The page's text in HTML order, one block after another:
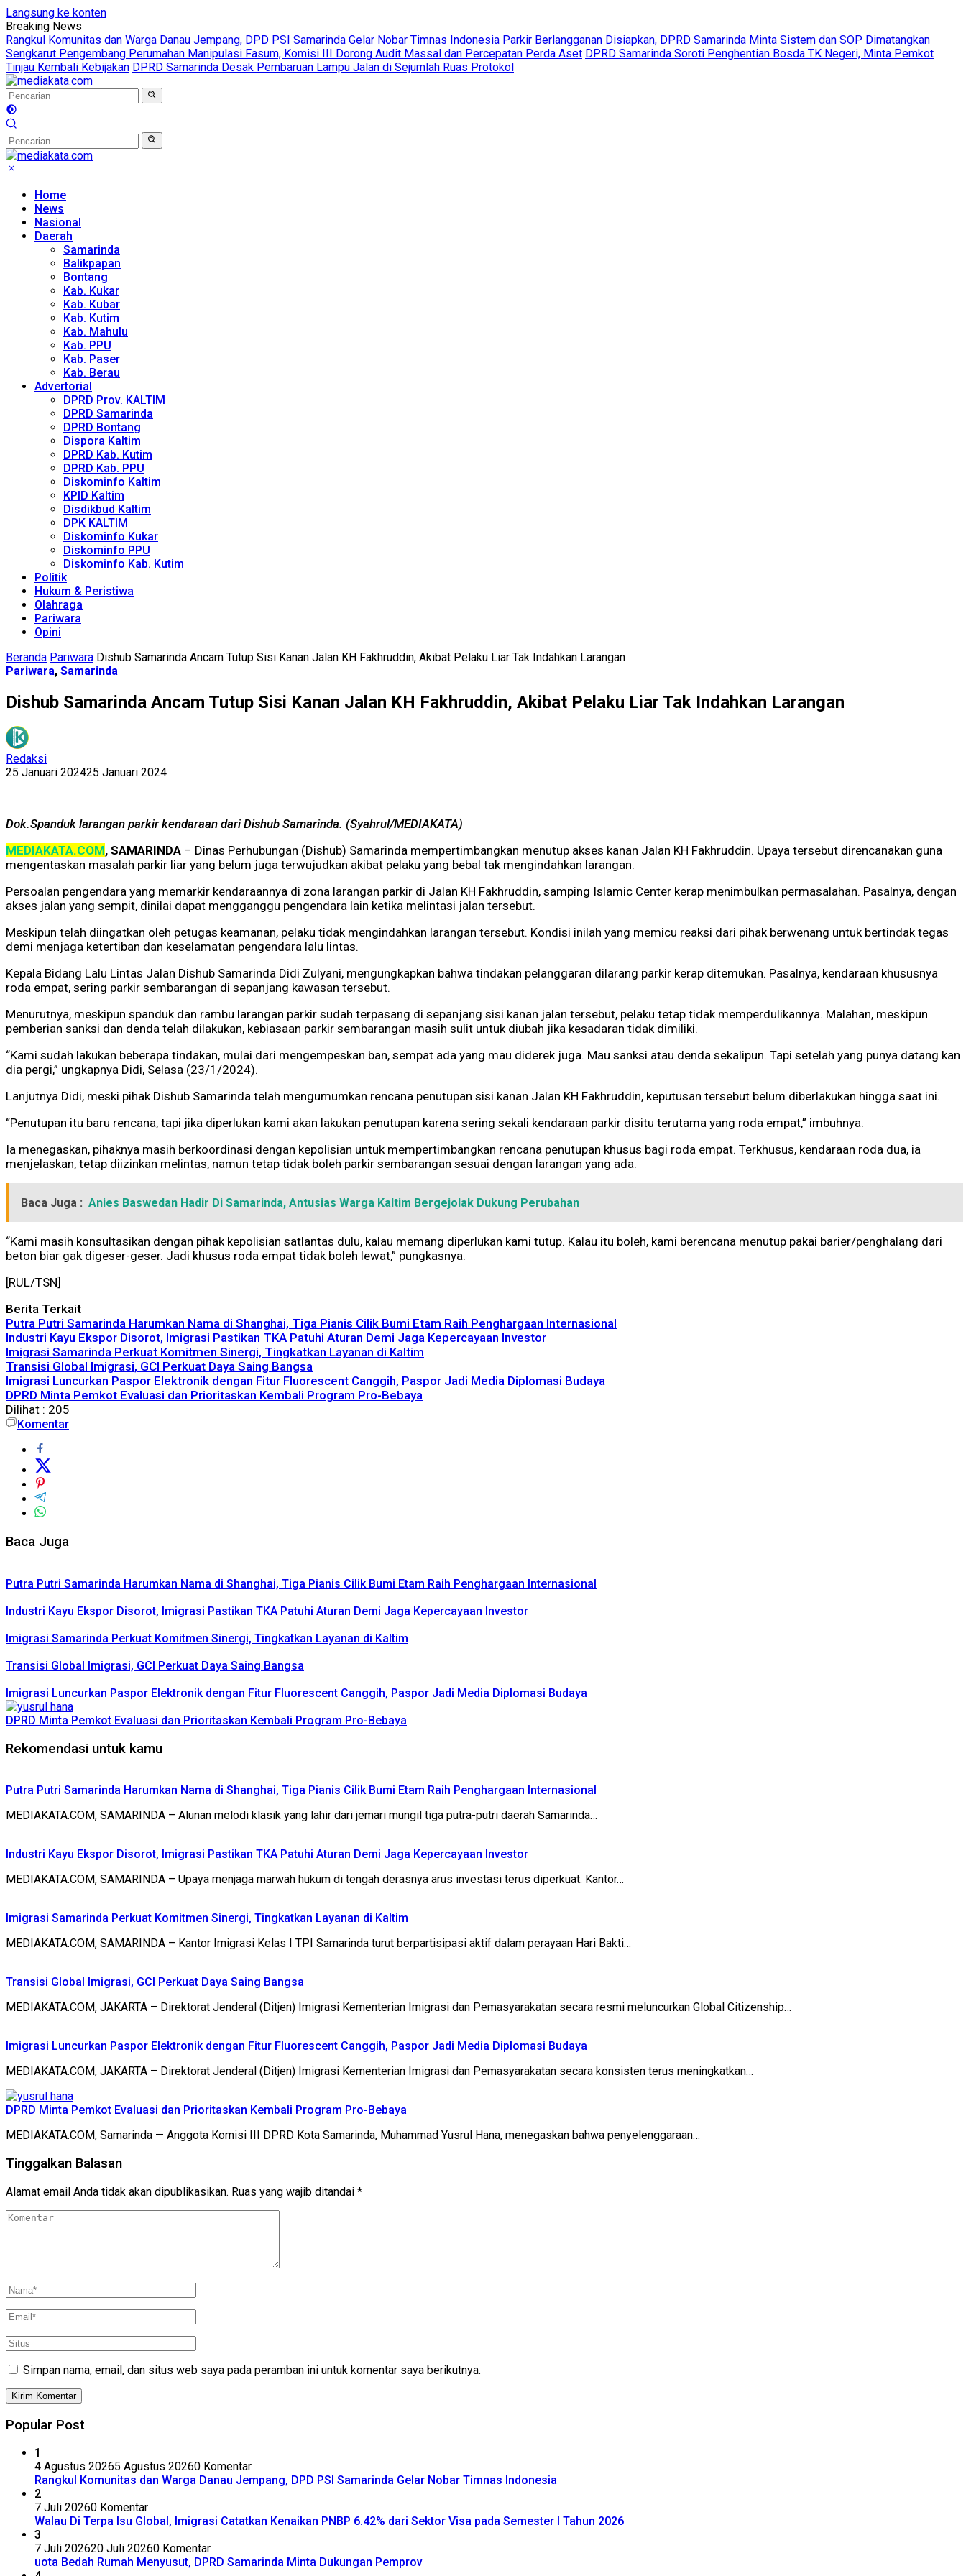
Langsung ke konten
Breaking News
Rangkul Komunitas dan Warga Danau Jempang, DPD PSI Samarinda Gelar Nobar Timnas Indonesia Parkir Berlangganan Disiapkan, DPRD Samarinda Minta Sistem dan SOP Dimatangkan
Sengkarut Pengembang Perumahan Manipulasi Fasum, Komisi III Dorong Audit Massal dan Percepatan Perda Aset DPRD Samarinda Soroti Penghentian Bosda TK Negeri, Minta Pemkot
Tinjau Kembali Kebijakan DPRD Samarinda Desak Pembaruan Lampu Jalan di Sejumlah Ruas Protokol
Home
News
Nasional
Daerah
Samarinda
Balikpapan
Bontang
Kab. Kukar
Kab. Kubar
Kab. Kutim
Kab. Mahulu
Kab. PPU
Kab. Paser
Kab. Berau
Advertorial
DPRD Prov. KALTIM
DPRD Samarinda
DPRD Bontang
Dispora Kaltim
DPRD Kab. Kutim
DPRD Kab. PPU
Diskominfo Kaltim
KPID Kaltim
Disdikbud Kaltim
DPK KALTIM
Diskominfo Kukar
Diskominfo PPU
Diskominfo Kab. Kutim
Politik
Hukum & Peristiwa
Olahraga
Pariwara
Opini
Beranda Pariwara Dishub Samarinda Ancam Tutup Sisi Kanan Jalan KH Fakhruddin, Akibat Pelaku Liar Tak Indahkan Larangan
Pariwara, Samarinda
Dishub Samarinda Ancam Tutup Sisi Kanan Jalan KH Fakhruddin, Akibat Pelaku Liar Tak Indahkan Larangan
Redaksi
25 Januari 202425 Januari 2024
Dok.Spanduk larangan parkir kendaraan dari Dishub Samarinda. (Syahrul/MEDIAKATA)
MEDIAKATA.COM, SAMARINDA – Dinas Perhubungan (Dishub) Samarinda mempertimbangkan menutup akses kanan Jalan KH Fakhruddin. Upaya tersebut direncanakan guna
mengentaskan masalah parkir liar yang belum juga terwujudkan akibat pelaku yang bebal tak mengindahkan larangan.
Persoalan pengendara yang memarkir kendaraannya di zona larangan parkir di Jalan KH Fakhruddin, samping Islamic Center kerap menimbulkan permasalahan. Pasalnya, dengan
akses jalan yang sempit, dinilai dapat mengganggu pengendara lain ketika melintasi jalan tersebut.
Meskipun telah diingatkan oleh petugas keamanan, pelaku tidak mengindahkan larangan tersebut. Kondisi inilah yang memicu reaksi dari pihak berwenang untuk bertindak tegas
demi menjaga ketertiban dan keselamatan pengendara lalu lintas.
Kepala Bidang Lalu Lintas Jalan Dishub Samarinda Didi Zulyani, mengungkapkan bahwa tindakan pelanggaran dilarang parkir kerap ditemukan. Pasalnya, kendaraan khususnya
roda empat, sering parkir sembarangan di sepanjang kawasan tersebut.
Menurutnya, meskipun spanduk dan rambu larangan parkir sudah terpasang di sepanjang sisi kanan jalan tersebut, pelaku tetap tidak memperdulikannya. Malahan, meskipun
pemberian sanksi dan denda telah dilakukan, kebiasaan parkir sembarangan masih sulit untuk diubah jika kesadaran tidak dimiliki.
“Kami sudah lakukan beberapa tindakan, mulai dari mengempeskan ban, sempat ada yang mau diderek juga. Mau sanksi atau denda sekalipun. Tapi setelah yang punya datang kan
dia pergi,” ungkapnya Didi, Selasa (23/1/2024).
Lanjutnya Didi, meski pihak Dishub Samarinda telah mengumumkan rencana penutupan sisi kanan Jalan KH Fakhruddin, keputusan tersebut belum diberlakukan hingga saat ini.
“Penutupan itu baru rencana, tapi jika diperlukan kami akan lakukan penutupan karena sering sekali kendaraan parkir disitu terutama yang roda empat,” imbuhnya.
Ia menegaskan, pihaknya masih berkoordinasi dengan kepolisian untuk mempertimbangkan rencana penutupan khusus bagi roda empat. Terkhusus, kendaraan roda dua, ia
menjelaskan, tetap diizinkan melintas, namun tetap tidak boleh parkir sembarangan sesuai dengan larangan yang ada.
Baca Juga : Anies Baswedan Hadir Di Samarinda, Antusias Warga Kaltim Bergejolak Dukung Perubahan
“Kami masih konsultasikan dengan pihak kepolisian satlantas dulu, kalau memang diperlukan kami tutup. Kalau itu boleh, kami berencana menutup pakai barier/penghalang dari
beton biar gak digeser-geser. Jadi khusus roda empat tidak boleh lewat,” pungkasnya.
[RUL/TSN]
Berita Terkait
Putra Putri Samarinda Harumkan Nama di Shanghai, Tiga Pianis Cilik Bumi Etam Raih Penghargaan Internasional
Industri Kayu Ekspor Disorot, Imigrasi Pastikan TKA Patuhi Aturan Demi Jaga Kepercayaan Investor
Imigrasi Samarinda Perkuat Komitmen Sinergi, Tingkatkan Layanan di Kaltim
Transisi Global Imigrasi, GCI Perkuat Daya Saing Bangsa
Imigrasi Luncurkan Paspor Elektronik dengan Fitur Fluorescent Canggih, Paspor Jadi Media Diplomasi Budaya
DPRD Minta Pemkot Evaluasi dan Prioritaskan Kembali Program Pro-Bebaya
Dilihat : 205
Komentar
Baca Juga
Putra Putri Samarinda Harumkan Nama di Shanghai, Tiga Pianis Cilik Bumi Etam Raih Penghargaan Internasional
Industri Kayu Ekspor Disorot, Imigrasi Pastikan TKA Patuhi Aturan Demi Jaga Kepercayaan Investor
Imigrasi Samarinda Perkuat Komitmen Sinergi, Tingkatkan Layanan di Kaltim
Transisi Global Imigrasi, GCI Perkuat Daya Saing Bangsa
Imigrasi Luncurkan Paspor Elektronik dengan Fitur Fluorescent Canggih, Paspor Jadi Media Diplomasi Budaya
DPRD Minta Pemkot Evaluasi dan Prioritaskan Kembali Program Pro-Bebaya
Rekomendasi untuk kamu
Putra Putri Samarinda Harumkan Nama di Shanghai, Tiga Pianis Cilik Bumi Etam Raih Penghargaan Internasional
MEDIAKATA.COM, SAMARINDA – Alunan melodi klasik yang lahir dari jemari mungil tiga putra-putri daerah Samarinda…
Industri Kayu Ekspor Disorot, Imigrasi Pastikan TKA Patuhi Aturan Demi Jaga Kepercayaan Investor
MEDIAKATA.COM, SAMARINDA – Upaya menjaga marwah hukum di tengah derasnya arus investasi terus diperkuat. Kantor…
Imigrasi Samarinda Perkuat Komitmen Sinergi, Tingkatkan Layanan di Kaltim
MEDIAKATA.COM, SAMARINDA – Kantor Imigrasi Kelas I TPI Samarinda turut berpartisipasi aktif dalam perayaan Hari Bakti…
Transisi Global Imigrasi, GCI Perkuat Daya Saing Bangsa
MEDIAKATA.COM, JAKARTA – Direktorat Jenderal (Ditjen) Imigrasi Kementerian Imigrasi dan Pemasyarakatan secara resmi meluncurkan Global Citizenship…
Imigrasi Luncurkan Paspor Elektronik dengan Fitur Fluorescent Canggih, Paspor Jadi Media Diplomasi Budaya
MEDIAKATA.COM, JAKARTA – Direktorat Jenderal (Ditjen) Imigrasi Kementerian Imigrasi dan Pemasyarakatan secara konsisten terus meningkatkan…
DPRD Minta Pemkot Evaluasi dan Prioritaskan Kembali Program Pro-Bebaya
MEDIAKATA.COM, Samarinda — Anggota Komisi III DPRD Kota Samarinda, Muhammad Yusrul Hana, menegaskan bahwa penyelenggaraan…
Tinggalkan Balasan
Alamat email Anda tidak akan dipublikasikan. Ruas yang wajib ditandai *
Simpan nama, email, dan situs web saya pada peramban ini untuk komentar saya berikutnya.
Popular Post
1
4 Agustus 20265 Agustus 20260 Komentar
Rangkul Komunitas dan Warga Danau Jempang, DPD PSI Samarinda Gelar Nobar Timnas Indonesia
2
7 Juli 20260 Komentar
Walau Di Terpa Isu Global, Imigrasi Catatkan Kenaikan PNBP 6.42% dari Sektor Visa pada Semester I Tahun 2026
3
7 Juli 202620 Juli 20260 Komentar
uota Bedah Rumah Menyusut, DPRD Samarinda Minta Dukungan Pemprov